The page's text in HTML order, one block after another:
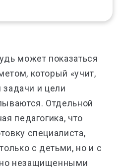
может показаться
который «учит,
задачи и цели
Отдельной
педагогика, что
специалиста,
с детьми, но и с
незащищенными